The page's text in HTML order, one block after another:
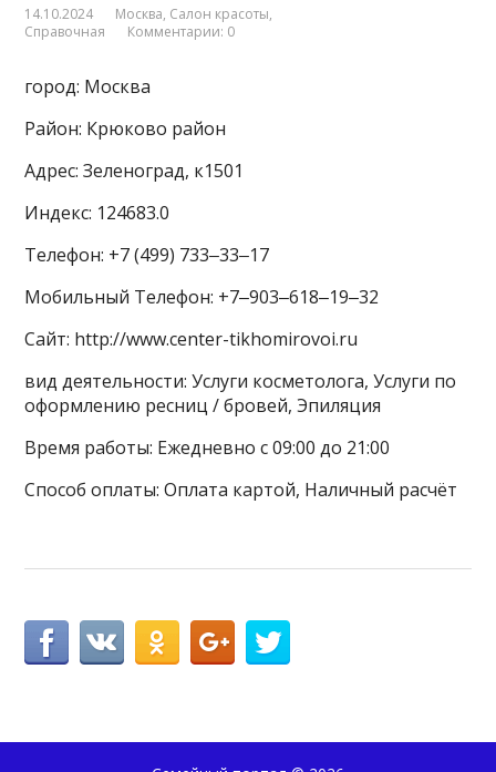
14.10.2024 Москва, Салон красоты,
Справочная
Комментарии: 0
город: Москва
Район: Крюково район
Адрес: Зеленоград, к1501
Индекс: 124683.0
Телефон: +7 (499) 733‒33‒17
Мобильный Телефон: +7‒903‒618‒19‒32
Сайт: http://www.center-tikhomirovoi.ru
вид деятельности: Услуги косметолога, Услуги по
оформлению ресниц / бровей, Эпиляция
Время работы: Ежедневно с 09:00 до 21:00
Способ оплаты: Оплата картой, Наличный расчёт